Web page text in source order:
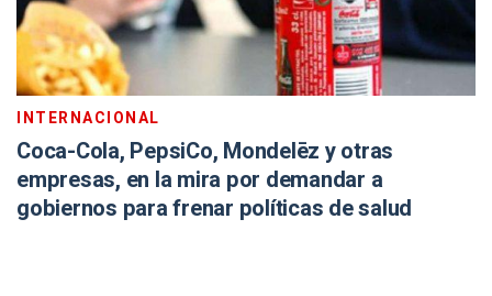
INTERNACIONAL
Coca-Cola, PepsiCo, Mondelēz y otras
empresas, en la mira por demandar a
gobiernos para frenar políticas de salud